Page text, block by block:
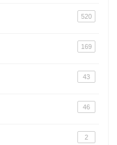
520
169
43
46
2